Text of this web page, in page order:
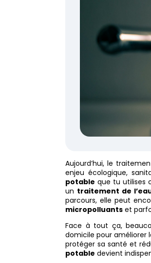
Aujourd’hui, le
enjeu écologique,
potable que tu utilises
un traitement de
parcours, elle peut
micropolluants et
Face à tout ça,
domicile pour améliorer
protéger sa santé et
potable devient